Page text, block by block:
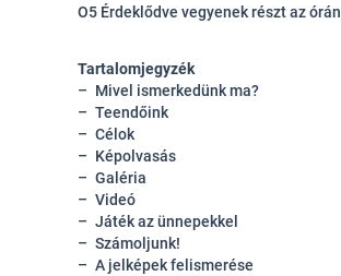
O5 Érdeklődve vegyenek részt az órán
Tartalomjegyzék
Mivel ismerkedünk ma?
Teendőink
Célok
Képolvasás
Galéria
Videó
Játék az ünnepekkel
Számoljunk!
A jelképek felismerése